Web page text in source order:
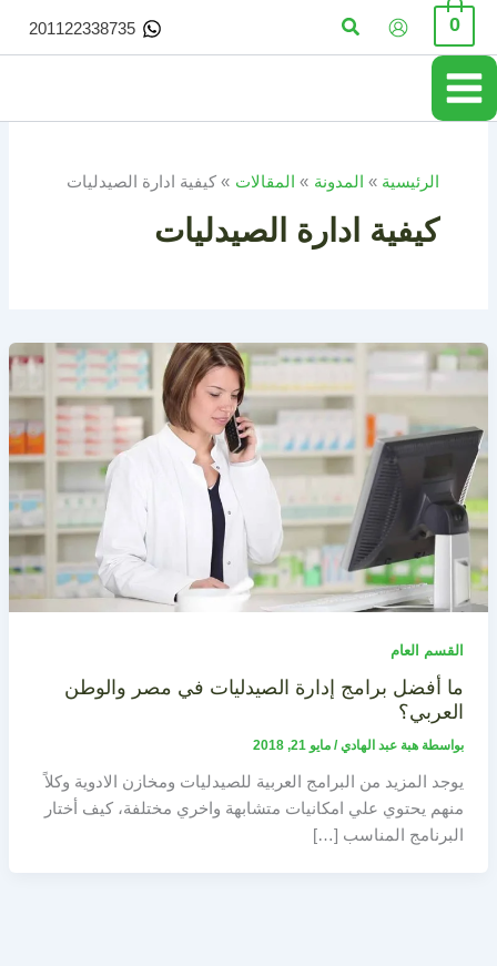
تخطي
المحتوى
0 البحث 201122338735
الرئيسية المدونة المقالات كيفية ادارة الصيدليات
كيفية ادارة الصيدليات
القسم العام
ما أفضل برامج إدارة الصيدليات في مصر والوطن
العربي؟
بواسطة هبة عبد الهادي/ مايو 21, 2018
يوجد المزيد من البرامج العربية للصيدليات ومخازن الادوية وكلاً
منهم يحتوي علي امكانيات متشابهة واخري مختلفة، كيف أختار
البرنامج المناسب […]